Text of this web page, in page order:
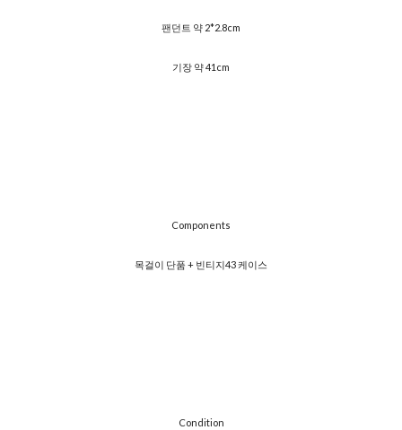
팬던트 약 2*2.8cm
기장 약 41cm
Components
목걸이 단품 + 빈티지43 케이스
Condition